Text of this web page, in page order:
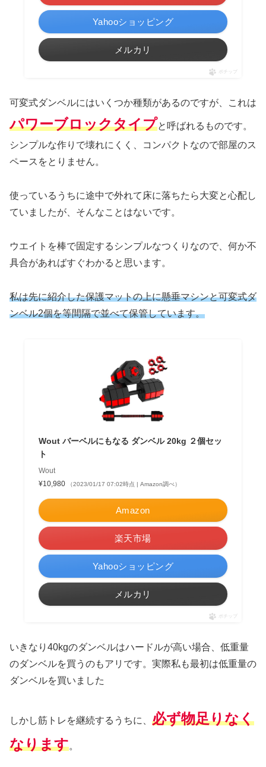
Yahooショッピング
メルカリ
ポチップ
可変式ダンベルにはいくつか種類があるのですが、これは
パワーブロックタイプと呼ばれるものです。
シンプルな作りで壊れにくく、コンパクトなので部屋のス
ペースをとりません。
使っているうちに途中で外れて床に落ちたら大変と心配し
ていましたが、そんなことはないです。
ウエイトを棒で固定するシンプルなつくりなので、何か不
具合があればすぐわかると思います。
私は先に紹介した保護マットの上に懸垂マシンと可変式ダ
ンベル2個を等間隔で並べて保管しています。
Wout バーベルにもなる ダンベル 20kg ２個セッ
ト
Wout
¥10,980
（2023/01/17 07:02時点 | Amazon調べ）
Amazon
楽天市場
Yahooショッピング
メルカリ
ポチップ
いきなり40kgのダンベルはハードルが高い場合、低重量
のダンベルを買うのもアリです。実際私も最初は低重量の
ダンベルを買いました
しかし筋トレを継続するうちに、 必ず物足りなく
なります。